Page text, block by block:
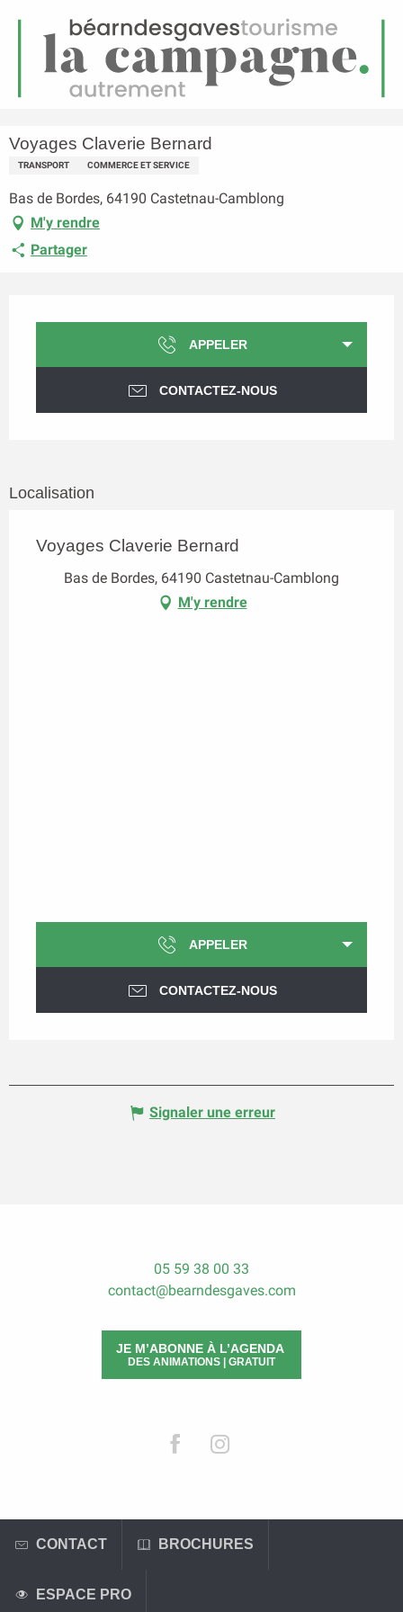
Menu
Voyages Claverie Bernard
Voyages Claverie Bernard
TRANSPORT COMMERCE ET SERVICE
Bas de Bordes, 64190 Castetnau-Camblong
M'y rendre
Partager
APPELER
CONTACTEZ-NOUS
Localisation
Voyages Claverie Bernard
Bas de Bordes, 64190 Castetnau-Camblong
M'y rendre
APPELER
CONTACTEZ-NOUS
Signaler une erreur
05 59 38 00 33
contact@bearndesgaves.com
JE M’ABONNE À L’AGENDA
DES ANIMATIONS | GRATUIT
CONTACT BROCHURES
ESPACE PRO